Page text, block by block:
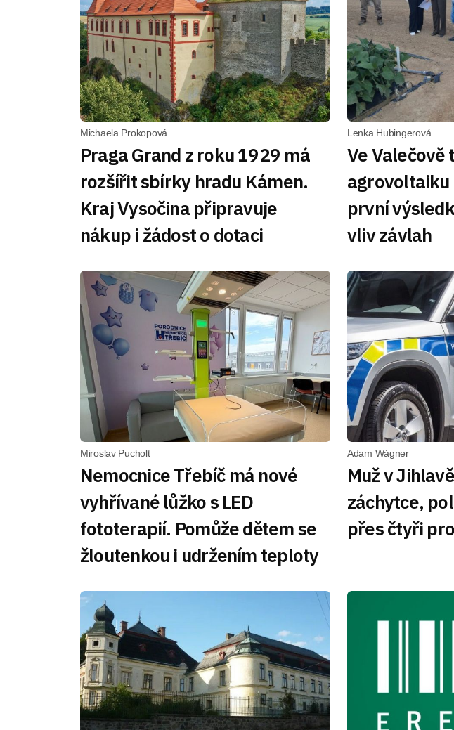
Michaela Prokopová
Praga Grand z roku 1929 má
rozšířit sbírky hradu Kámen.
Kraj Vysočina připravuje
nákup i žádost o dotaci
Lenka Hubingerová
Ve Valečově
agrovoltaiku
první
vliv závlah
Miroslav Pucholt
Nemocnice Třebíč má nové
vyhřívané lůžko s LED
fototerapií. Pomůže dětem se
žloutenkou i udržením teploty
Adam Wágner
Muž v
záchytce,
přes čtyři